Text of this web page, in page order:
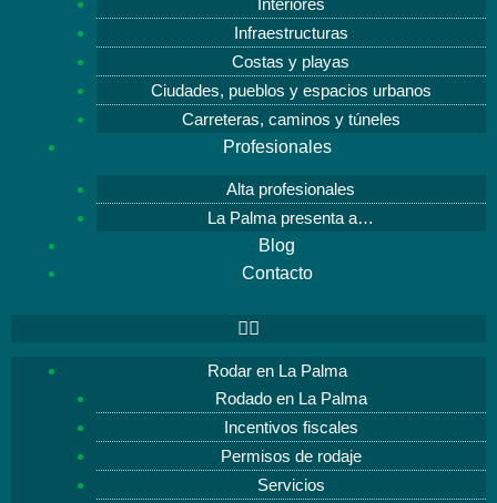
Infraestructuras
Costas y playas
Ciudades, pueblos y espacios urbanos
Carreteras, caminos y túneles
Profesionales
Alta profesionales
La Palma presenta a…
Blog
Contacto
Rodar en La Palma
Rodado en La Palma
Incentivos fiscales
Permisos de rodaje
Servicios